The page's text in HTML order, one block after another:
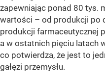
zapewniając ponad 80 tys.
wartości – od produkcji po
produkcji farmaceutycznej
a w ostatnich pięciu latach
co potwierdza, że jest to
gałęzi przemysłu.